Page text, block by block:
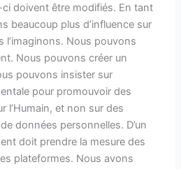
doivent être modifiés. En tant
beaucoup plus d’influence sur
l’imaginons. Nous pouvons
Nous pouvons créer un
pouvons insister sur
pour promouvoir des
l’Humain, et non sur des
données personnelles. D’un
doit prendre la mesure des
plateformes. Nous avons